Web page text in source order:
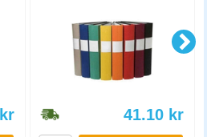
kr 41.10 kr